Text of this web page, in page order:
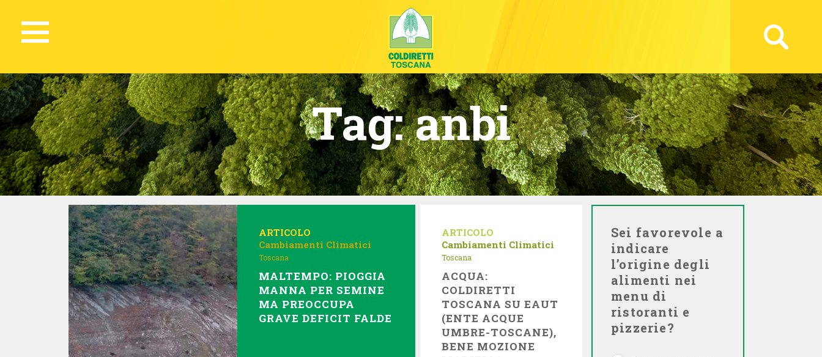
Tag:anbi
ARTICOLO
Cambiamenti Climatici
Toscana
MALTEMPO: PIOGGIA
MANNA PER SEMINE
MA PREOCCUPA
GRAVE DEFICIT FALDE
ARTICOLO
Cambiamenti Climatici
Toscana
ACQUA:
COLDIRETTI
TOSCANA SU EAUT
(ENTE ACQUE
UMBRE-TOSCANE),
BENE MOZIONE
Sei favorevole a
indicare
l’origine degli
alimenti nei
menu di
ristoranti e
pizzerie?